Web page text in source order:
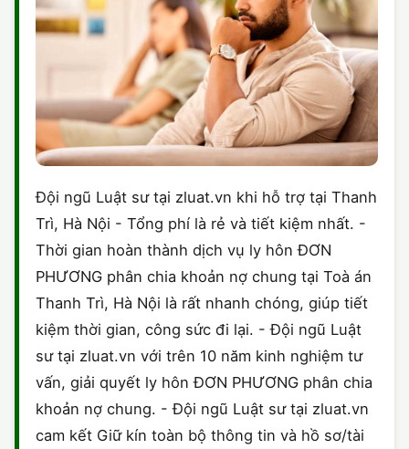
Đội ngũ Luật sư tại zluat.vn khi hỗ trợ tại Thanh
Trì, Hà Nội - Tổng phí là rẻ và tiết kiệm nhất. -
Thời gian hoàn thành dịch vụ ly hôn ĐƠN
PHƯƠNG phân chia khoản nợ chung tại Toà án
Thanh Trì, Hà Nội là rất nhanh chóng, giúp tiết
kiệm thời gian, công sức đi lại. - Đội ngũ Luật
sư tại zluat.vn với trên 10 năm kinh nghiệm tư
vấn, giải quyết ly hôn ĐƠN PHƯƠNG phân chia
khoản nợ chung. - Đội ngũ Luật sư tại zluat.vn
cam kết Giữ kín toàn bộ thông tin và hồ sơ/tài